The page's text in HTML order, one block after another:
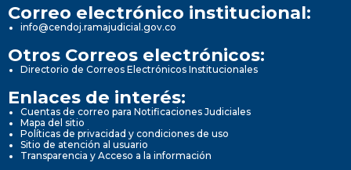
Correo electrónico institucional:
info@cendoj.ramajudicial.gov.co
Otros Correos electrónicos:
Directorio de Correos Electrónicos Institucionales
Enlaces de interés:
Cuentas de correo para Notificaciones Judiciales
Mapa del sitio
Políticas de privacidad y condiciones de uso
Sitio de atención al usuario
Transparencia y Acceso a la información